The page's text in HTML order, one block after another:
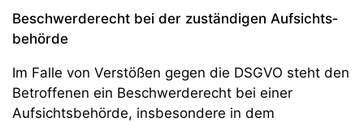
Beschwerde­recht bei der zuständigen Aufsichts­
behörde
Im Falle von Verstößen gegen die DSGVO steht den
Betroffenen ein Beschwerderecht bei einer
Aufsichtsbehörde, insbesondere in dem